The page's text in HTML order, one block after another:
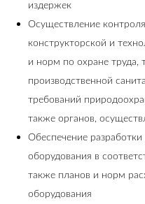
издержек
Осуществление
конструкторской и
и норм по охране труда,
производственной
требований
также органов,
Обеспечение
оборудования в
также планов и норм
оборудования